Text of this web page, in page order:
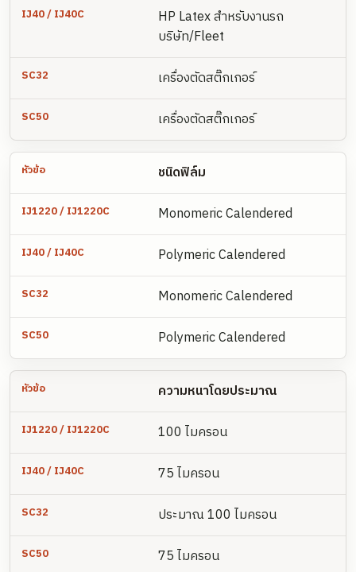
HP Latex สำหรับงานรถ
บริษัท/Fleet
เครื่องตัดสติ๊กเกอร์
เครื่องตัดสติ๊กเกอร์
ชนิดฟิล์ม
Monomeric Calendered
Polymeric Calendered
Monomeric Calendered
Polymeric Calendered
ความหนาโดยประมาณ
100 ไมครอน
75 ไมครอน
ประมาณ 100 ไมครอน
75 ไมครอน